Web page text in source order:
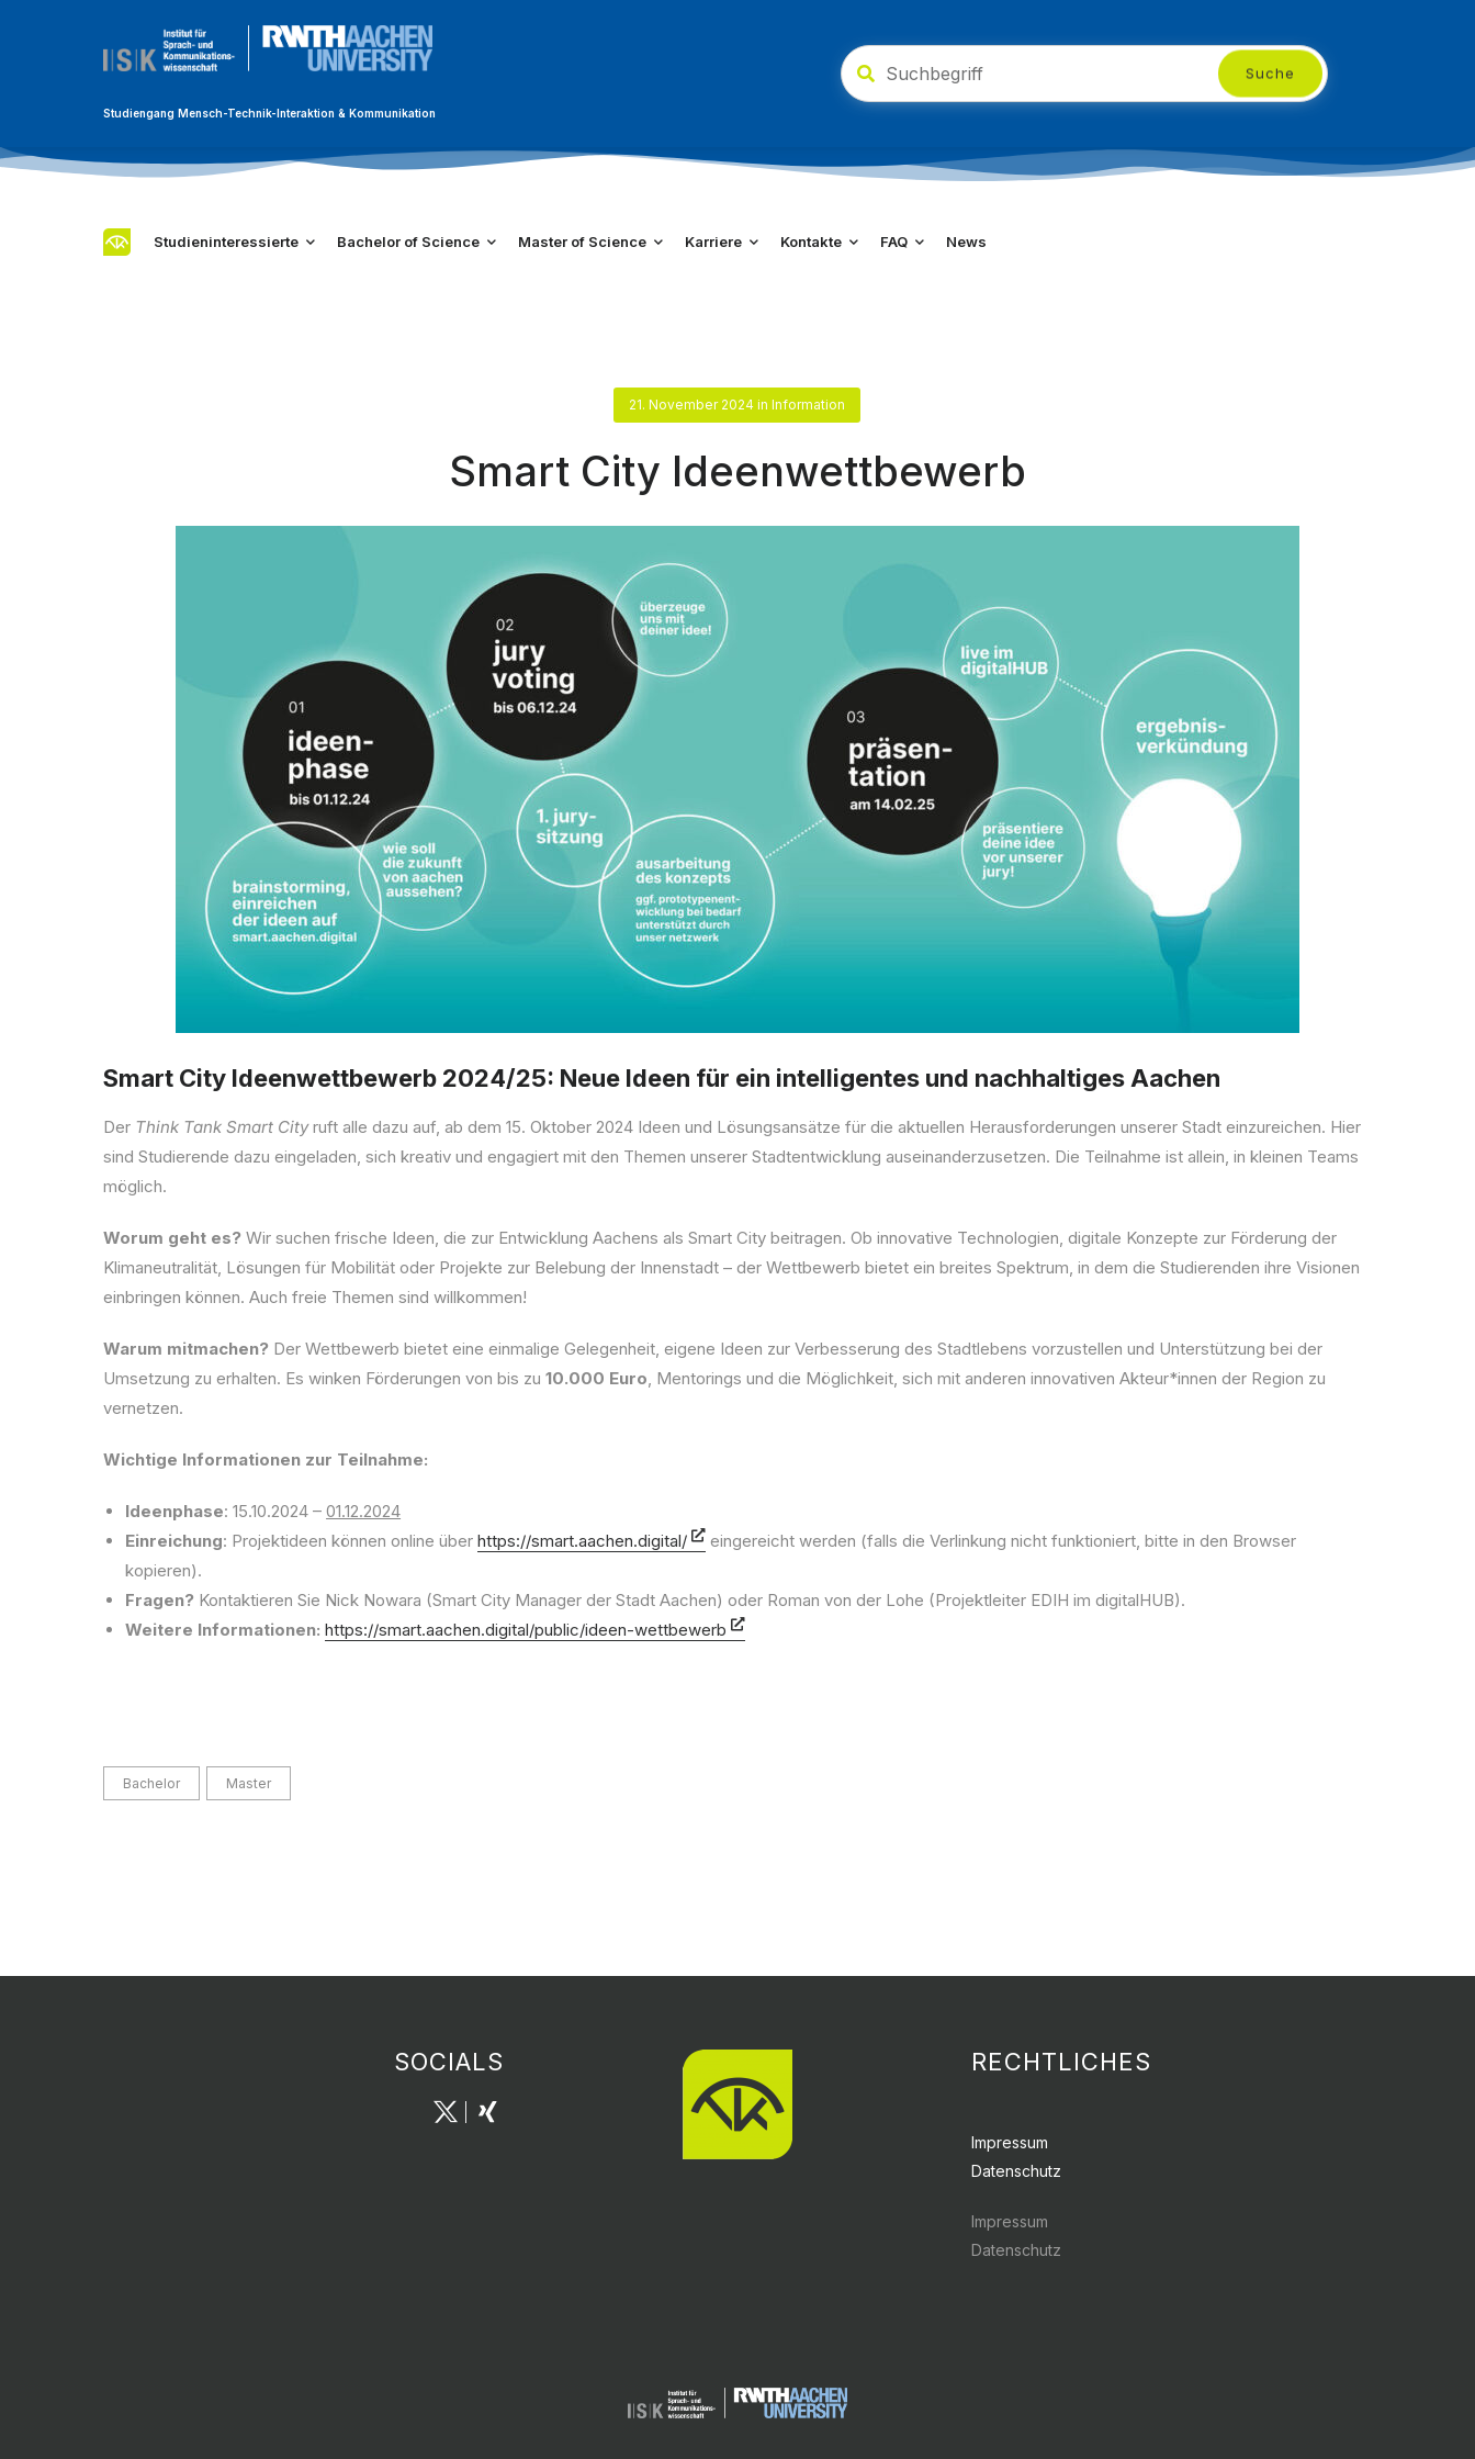
Studiengang Mensch-Technik-Interaktion & Kommunikation
Suche
Studieninteressierte Bachelor of Science Master of Science Karriere Kontakte FAQ News
21. November 2024 inInformation
Smart City Ideenwettbewerb
Smart City Ideenwettbewerb 2024/25: Neue Ideen für ein intelligentes und nachhaltiges Aachen
Der Think Tank Smart Cityruft alle dazu auf, ab dem 15. Oktober 2024 Ideen und Lösungsansätze für die aktuellen Herausforderungen unserer Stadt einzureichen. Hier
sind Studierende dazu eingeladen, sich kreativ und engagiert mit den Themen unserer Stadtentwicklung auseinanderzusetzen. Die Teilnahme ist allein, in kleinen Teams
möglich.
Worum geht es? Wir suchen frische Ideen, die zur Entwicklung Aachens als Smart City beitragen. Ob innovative Technologien, digitale Konzepte zur Förderung der
Klimaneutralität, Lösungen für Mobilität oder Projekte zur Belebung der Innenstadt – der Wettbewerb bietet ein breites Spektrum, in dem die Studierenden ihre Visionen
einbringen können. Auch freie Themen sind willkommen!
Warum mitmachen? Der Wettbewerb bietet eine einmalige Gelegenheit, eigene Ideen zur Verbesserung des Stadtlebens vorzustellen und Unterstützung bei der
Umsetzung zu erhalten. Es winken Förderungen von bis zu10.000 Euro, Mentorings und die Möglichkeit, sich mit anderen innovativen Akteur*innen der Region zu
vernetzen.
Wichtige Informationen zur Teilnahme:
Ideenphase: 15.10.2024 –01.12.2024
Einreichung: Projektideen können online überhttps://smart.aachen.digital/
eingereicht werden (falls die Verlinkung nicht funktioniert, bitte in den Browser
kopieren).
Fragen? Kontaktieren Sie Nick Nowara (Smart City Manager der Stadt Aachen) oder Roman von der Lohe (Projektleiter EDIH im digitalHUB).
Weitere Informationen:https://smart.aachen.digital/public/ideen-wettbewerb
Bachelor Master
SOCIALS RECHTLICHES
Impressum
Datenschutz
Impressum
Datenschutz